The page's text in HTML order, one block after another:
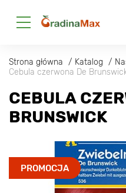
Strona główna Katalog
Cebula czerwona De
CEBULA
BRUNSWICK
PROMOCJA